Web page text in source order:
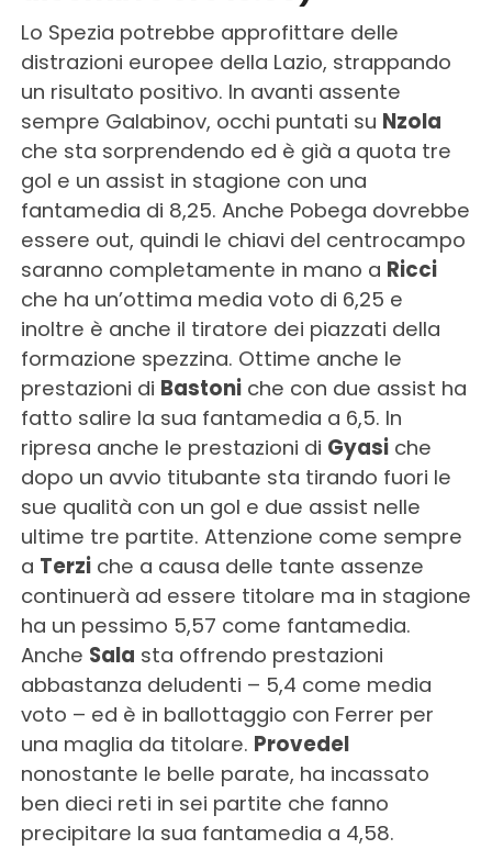
Lo Spezia potrebbe approfittare delle
distrazioni europee della Lazio, strappando
un risultato positivo. In avanti assente
sempre Galabinov, occhi puntati su Nzola
che sta sorprendendo ed è già a quota tre
gol e un assist in stagione con una
fantamedia di 8,25. Anche Pobega dovrebbe
essere out, quindi le chiavi del centrocampo
saranno completamente in mano a Ricci
che ha un’ottima media voto di 6,25 e
inoltre è anche il tiratore dei piazzati della
formazione spezzina. Ottime anche le
prestazioni di Bastoniche con due assist ha
fatto salire la sua fantamedia a 6,5. In
ripresa anche le prestazioni di Gyasiche
dopo un avvio titubante sta tirando fuori le
sue qualità con un gol e due assist nelle
ultime tre partite. Attenzione come sempre
a Terziche a causa delle tante assenze
continuerà ad essere titolare ma in stagione
ha un pessimo 5,57 come fantamedia.
Anche Sala sta offrendo prestazioni
abbastanza deludenti – 5,4 come media
voto – ed è in ballottaggio con Ferrer per
una maglia da titolare. Provedel
nonostante le belle parate, ha incassato
ben dieci reti in sei partite che fanno
precipitare la sua fantamedia a 4,58.